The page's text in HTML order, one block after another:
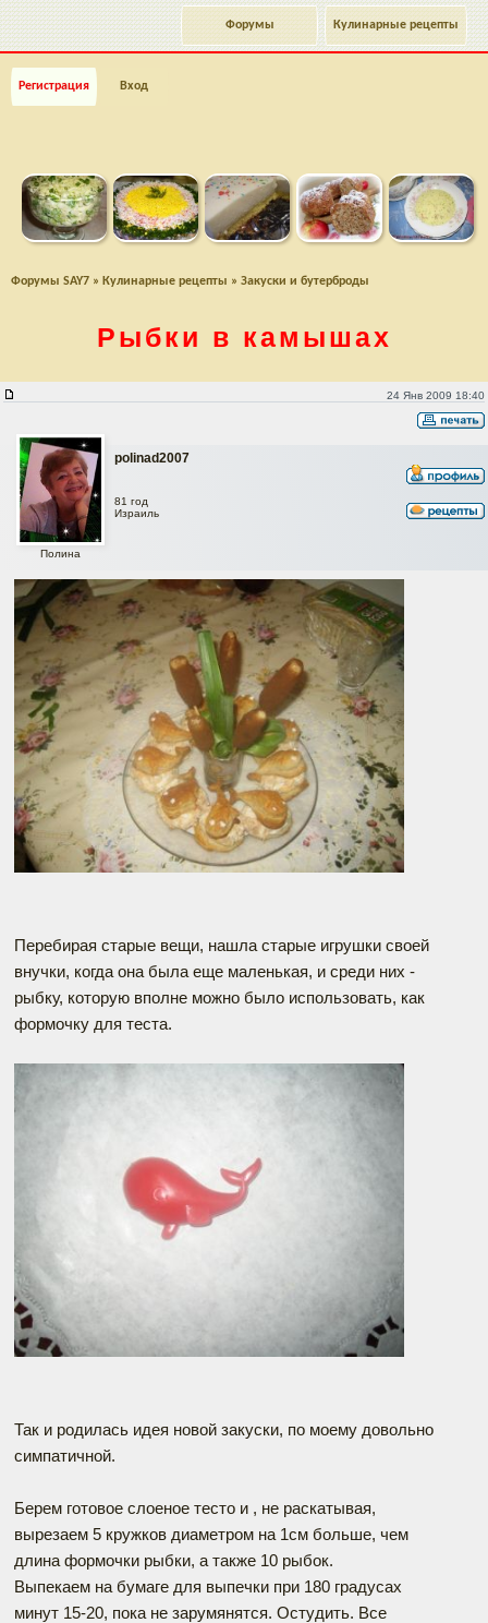
Кулинарные рецепты
Форумы
Регистрация Вход
Форумы SAY7 » Кулинарные рецепты » Закуски и бутерброды
Рыбки в камышах
24 Янв 2009 18:40
polinad2007
Полина
81 год
Израиль
Перебирая старые вещи, нашла старые игрушки своей
внучки, когда она была еще маленькая, и среди них -
рыбку, которую вполне можно было использовать, как
формочку для теста.
Так и родилась идея новой закуски, по моему довольно
симпатичной.
Берем готовое слоеное тесто и , не раскатывая,
вырезаем 5 кружков диаметром на 1см больше, чем
длина формочки рыбки, а также 10 рыбок.
Выпекаем на бумаге для выпечки при 180 градусах
минут 15-20, пока не зарумянятся. Остудить. Все